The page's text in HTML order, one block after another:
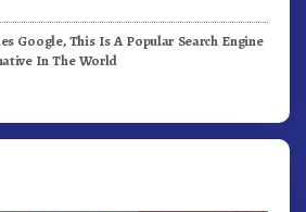
Google, This Is A Popular Search Engine
In The World